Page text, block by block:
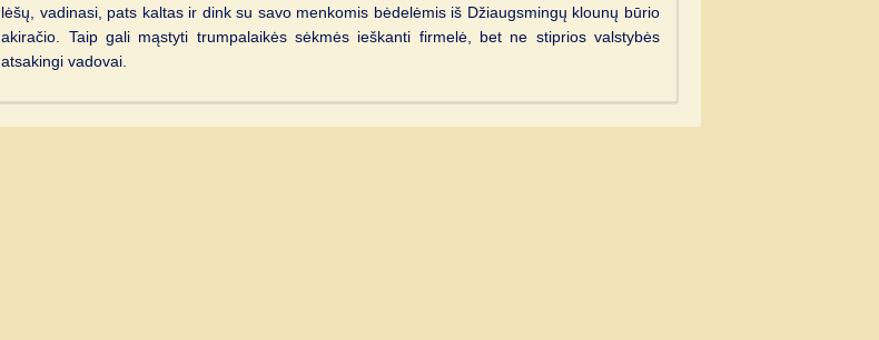
lėšų, vadinasi, pats kaltas ir dink su savo menkomis bėdelėmis iš Džiaugsmingų klounų būrio
akiračio. Taip gali mąstyti trumpalaikės sėkmės ieškanti firmelė, bet ne stiprios valstybės
atsakingi vadovai.